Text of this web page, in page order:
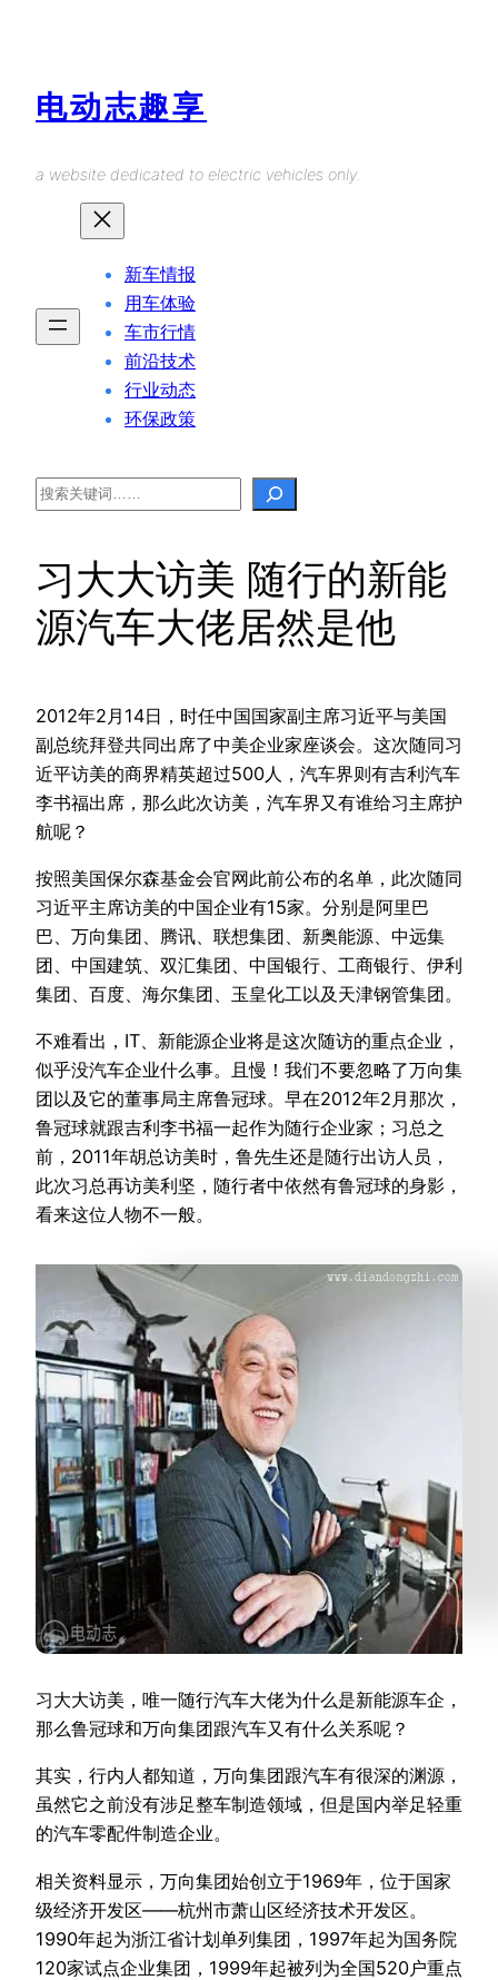
电动志趣享
a website dedicated to electric vehicles only.
新车情报
用车体验
车市行情
前沿技术
行业动态
环保政策
Search
习大大访美 随行的新能
源汽车大佬居然是他
2012年2月14日，时任中国国家副主席习近平与美国
副总统拜登共同出席了中美企业家座谈会。这次随同习
近平访美的商界精英超过500人，汽车界则有吉利汽车
李书福出席，那么此次访美，汽车界又有谁给习主席护
航呢？
按照美国保尔森基金会官网此前公布的名单，此次随同
习近平主席访美的中国企业有15家。分别是阿里巴
巴、万向集团、腾讯、联想集团、新奥能源、中远集
团、中国建筑、双汇集团、中国银行、工商银行、伊利
集团、百度、海尔集团、玉皇化工以及天津钢管集团。
不难看出，IT、新能源企业将是这次随访的重点企业，
似乎没汽车企业什么事。且慢！我们不要忽略了万向集
团以及它的董事局主席鲁冠球。早在2012年2月那次，
鲁冠球就跟吉利李书福一起作为随行企业家；习总之
前，2011年胡总访美时，鲁先生还是随行出访人员，
此次习总再访美利坚，随行者中依然有鲁冠球的身影，
看来这位人物不一般。
习大大访美，唯一随行汽车大佬为什么是新能源车企，
那么鲁冠球和万向集团跟汽车又有什么关系呢？
其实，行内人都知道，万向集团跟汽车有很深的渊源，
虽然它之前没有涉足整车制造领域，但是国内举足轻重
的汽车零配件制造企业。
相关资料显示，万向集团始创立于1969年，位于国家
级经济开发区——杭州市萧山区经济技术开发区。
1990年起为浙江省计划单列集团，1997年起为国务院
120家试点企业集团，1999年起被列为全国520户重点